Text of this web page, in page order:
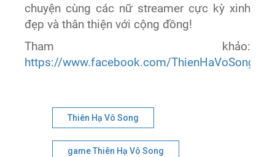
chuyện cùng các nữ streamer cực kỳ xinh
đẹp và thân thiện với cộng đồng!
Tham khảo:
https://www.facebook.com/
Thiên Hạ Vô Song
game Thiên Hạ Vô Song